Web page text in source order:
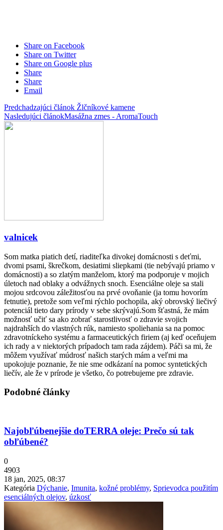
Share on Facebook
Share on Twitter
Share on Google plus
Share
Share
Email
Predchadzajúci článok Žlčníkové kamene
Nasledujúci článokMasážna zmes - AromaTouch
valnicek
Som matka piatich detí, riaditeľka divokej domácnosti s deťmi,
dvomi psami, škrečkom, desiatimi sliepkami (tie nebývajú priamo v
domácnosti) a so zlatým manželom, ktorý ma podporuje v mojich
úletoch nad oblaky a odvážnych snoch. Esenciálne oleje sa stali
mojou srdcovou záležitosťou na prvé ovoňanie (ja tomu hovorím
fetnutie), pretože som veľmi rýchlo pochopila, aký obrovský liečivý
potenciál tieto dary prírody v sebe skrývajú.Som šťastná, že mám
možnosť učiť sa ako zobrať starostlivosť o zdravie svojich
najdrahších do vlastných rúk, namiesto spoliehania sa na pomoc
zdravotníckeho systému a farmaceutických firiem (aj keď oceňujem
ich rady a v niektorých prípadoch tam rada zájdem). Páči sa mi, že
môžem využívať múdrosť našich starých mám a veľmi ma
upokojuje poznanie, že nie sme odkázaní na pomoc syntetických
liečív, ale že v prírode je všetko, čo potrebujeme pre zdravie.
Podobné články
Najobľúbenejšie doTERRA oleje: Prečo sú tak
obľúbené?
0
4903
18 jan, 2025, 08:37
Kategória Dýchanie, Imunita, kožné problémy, Sprievodca použitím
esenciálných olejov, úzkosť